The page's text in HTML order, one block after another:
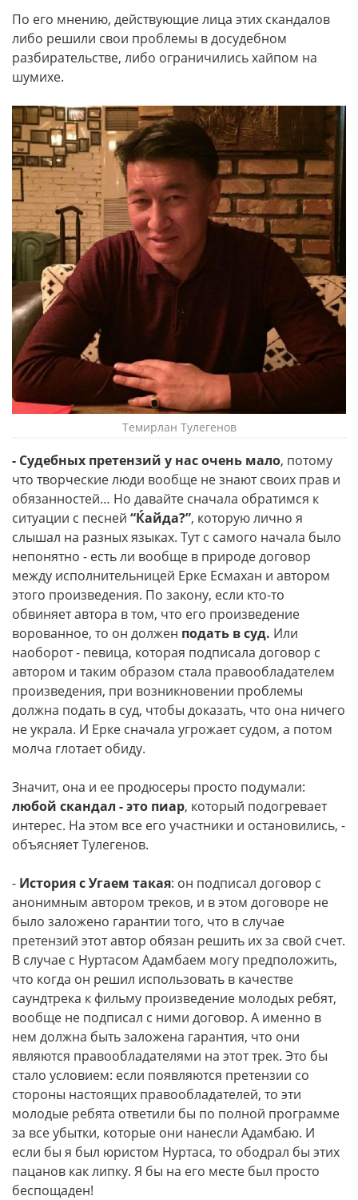
По его мнению, действующие лица этих скандалов
либо решили свои проблемы в досудебном
разбирательстве, либо ограничились хайпом на
шумихе.
Темирлан Тулегенов
- Судебных претензий у нас очень мало, потому
что творческие люди вообще не знают своих прав и
обязанностей… Но давайте сначала обратимся к
ситуации с песней “Ќайда?”, которую лично я
слышал на разных языках. Тут с самого начала было
непонятно - есть ли вообще в природе договор
между исполнительницей Ерке Есмахан и автором
этого произведения. По закону, если кто-то
обвиняет автора в том, что его произведение
ворованное, то он должен подать в суд. Или
наоборот - певица, которая подписала договор с
автором и таким образом стала правообладателем
произведения, при возникновении проблемы
должна подать в суд, чтобы доказать, что она ничего
не украла. И Ерке сначала угрожает судом, а потом
молча глотает обиду.
Значит, она и ее продюсеры просто подумали:
любой скандал - это пиар, который подогревает
интерес. На этом все его участники и остановились, -
объясняет Тулегенов.
- История с Угаем такая: он подписал договор с
анонимным автором треков, и в этом договоре не
было заложено гарантии того, что в случае
претензий этот автор обязан решить их за свой счет.
В случае с Нуртасом Адамбаем могу предположить,
что когда он решил использовать в качестве
саундтрека к фильму произведение молодых ребят,
вообще не подписал с ними договор. А именно в
нем должна быть заложена гарантия, что они
являются право­обладателями на этот трек. Это бы
стало условием: если появляются претензии со
стороны настоящих правообладателей, то эти
молодые ребята ответили бы по полной программе
за все убытки, которые они нанесли Адамбаю. И
если бы я был юристом Нуртаса, то ободрал бы этих
пацанов как липку. Я бы на его месте был просто
беспощаден!